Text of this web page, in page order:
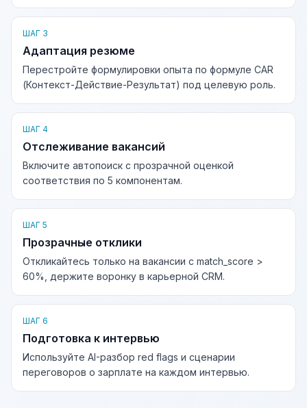
ШАГ 3
Адаптация резюме
Перестройте формулировки опыта по формуле CAR
(Контекст-Действие-Результат) под целевую роль.
ШАГ 4
Отслеживание вакансий
Включите автопоиск с прозрачной оценкой
соответствия по 5 компонентам.
ШАГ 5
Прозрачные отклики
Откликайтесь только на вакансии с match_score >
60%, держите воронку в карьерной CRM.
ШАГ 6
Подготовка к интервью
Используйте AI-разбор red flags и сценарии
переговоров о зарплате на каждом интервью.